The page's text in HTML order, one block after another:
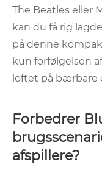
The Beatles eller
kan du få rig
på denne
kun forfølgelsen
loftet på bærbare
Forbedrer
afspillere?